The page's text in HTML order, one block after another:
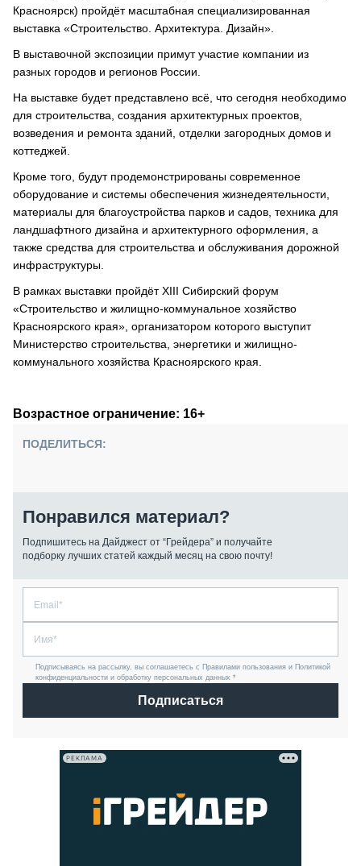
Красноярск) пройдёт масштабная специализированная
выставка «Строительство. Архитектура. Дизайн».
В выставочной экспозиции примут участие компании из
разных городов и регионов России.
На выставке будет представлено всё, что сегодня необходимо
для строительства, создания архитектурных проектов,
возведения и ремонта зданий, отделки загородных домов и
коттеджей.
Кроме того, будут продемонстрированы современное
оборудование и системы обеспечения жизнедеятельности,
материалы для благоустройства парков и садов, техника для
ландшафтного дизайна и архитектурного оформления, а
также средства для строительства и обслуживания дорожной
инфраструктуры.
В рамках выставки пройдёт XIII Сибирский форум
«Строительство и жилищно-коммунальное хозяйство
Красноярского края», организатором которого выступит
Министерство строительства, энергетики и жилищно-
коммунального хозяйства Красноярского края.
Возрастное ограничение: 16+
ПОДЕЛИТЬСЯ:
Понравился материал?
Подпишитесь на Дайджест от “Грейдера” и получайте
подборку лучших статей каждый месяц на свою почту!
Подписываясь на рассылку, вы соглашаетесь с Правилами пользования и Политикой
конфиденциальности и обработку персональных данных *
Подписаться
РЕКЛАМА